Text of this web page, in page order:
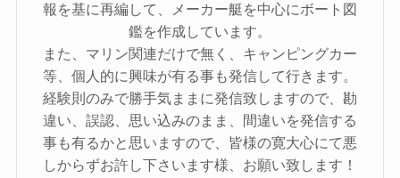
報を基に再編して、メーカー艇を中心にボート図
鑑を作成しています。
また、マリン関連だけで無く、キャンピングカー
等、個人的に興味が有る事も発信して行きます。
経験則のみで勝手気ままに発信致しますので、勘
違い、誤認、思い込みのまま、間違いを発信する
事も有るかと思いますので、皆様の寛大心にて悪
しからずお許し下さいます様、お願い致します！